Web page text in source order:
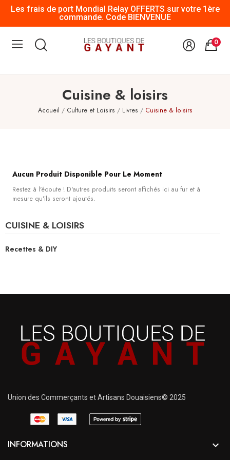
Les frais de port Mondial Relay OFFERTS sur votre 1ère
commande. Code BIENVENUE
0
Cuisine & loisirs
Accueil Culture et Loisirs Livres Cuisine & loisirs
CUISINE & LOISIRS
Recettes & DIY
Aucun Produit Disponible Pour Le Moment
Restez à l'écoute ! D'autres produits seront affichés ici au fur et à
mesure qu'ils seront ajoutés.
Union des Commerçants et Artisans Douaisiens© 2025
INFORMATIONS 